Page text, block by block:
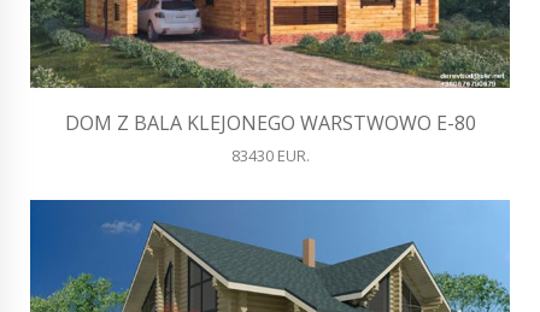
DOM Z BALA KLEJONEGO WARSTWOWO E-80
83430 EUR.